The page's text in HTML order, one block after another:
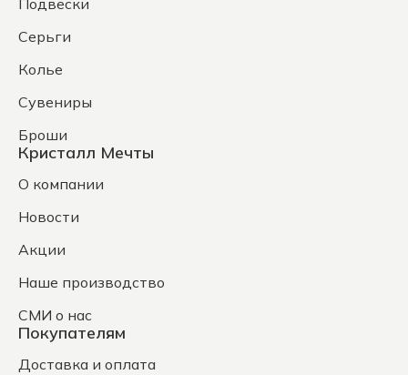
Подвески
Серьги
Колье
Сувениры
Броши
Кристалл Мечты
О компании
Новости
Акции
Наше производство
СМИ о нас
Покупателям
Доставка и оплата